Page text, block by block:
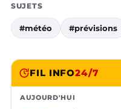
SUJETS
#météo #prévisions
FIL INFO24/7
AUJOURD'HUI